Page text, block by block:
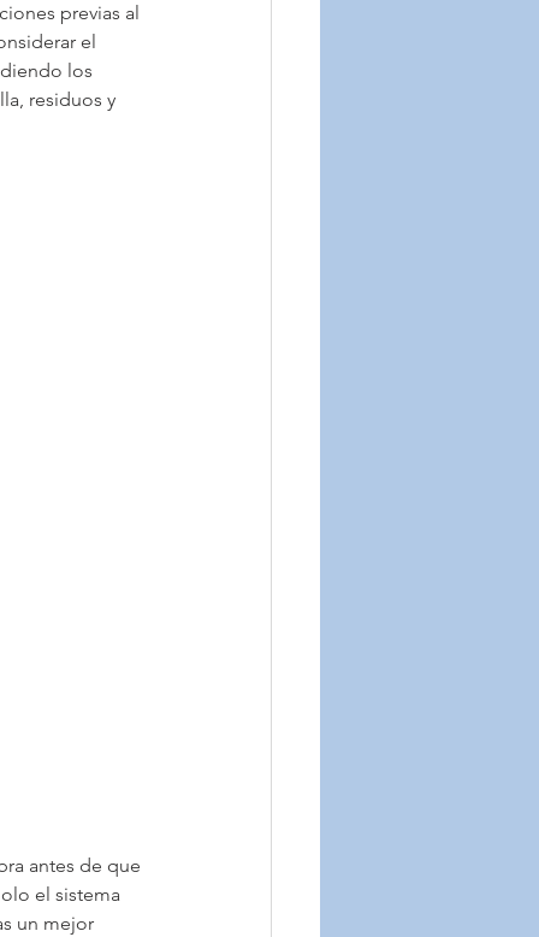
previas al
el
los
residuos y
antes de que
el sistema
un mejor